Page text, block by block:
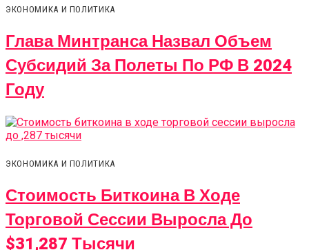
ЭКОНОМИКА И ПОЛИТИКА
Глава Минтранса Назвал Объем
Субсидий За Полеты По РФ В 2024
Году
ЭКОНОМИКА И ПОЛИТИКА
Стоимость Биткоина В Ходе
Торговой Сессии Выросла До
$31,287 Тысячи